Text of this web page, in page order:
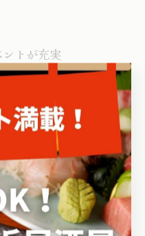
トが充実
とに異なるイベントが
。各曜日ごとにテーマ
り、家族での利用な
楽しめる工夫が施され
レッシュ企画、水曜日
をもたらす内容が揃っ
ても新鮮な体験がで
す。